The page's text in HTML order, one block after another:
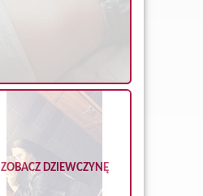
ZOBACZ DZIEWCZYNĘ